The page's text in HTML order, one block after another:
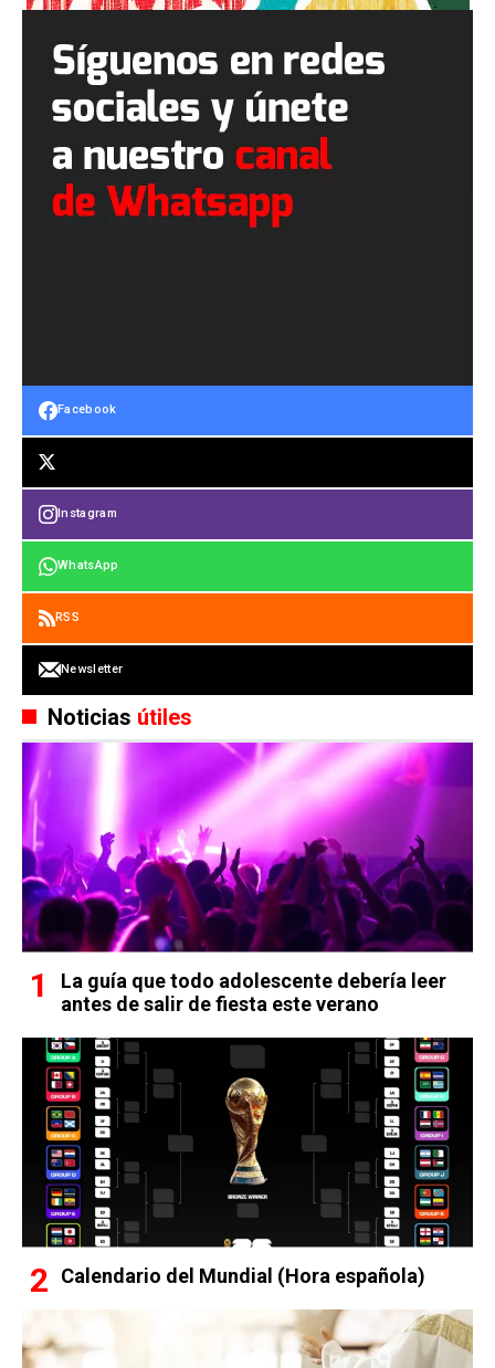
Facebook
Instagram
WhatsApp
RSS
Newsletter
Noticias útiles
La guía que todo adolescente debería leer
antes de salir de fiesta este verano
Calendario del Mundial (Hora española)